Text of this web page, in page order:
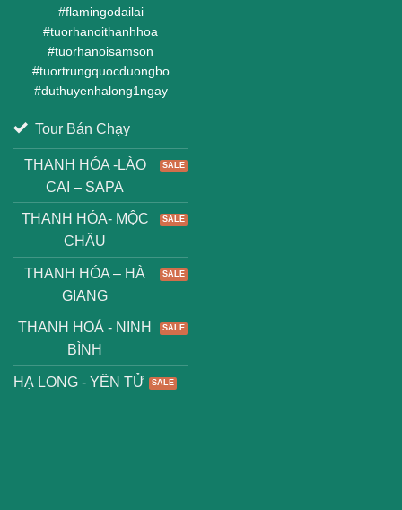
#flamingodailai
#tuorhanoithanhhoa
#tuorhanoisamson
#tuortrungquocduongbo
#duthuyenhalong1ngay
Tour Bán Chạy
THANH HÓA -LÀO
CAI – SAPA
THANH HÓA- MỘC
CHÂU
THANH HÓA – HÀ
GIANG
THANH HOÁ - NINH
BÌNH
HẠ LONG - YÊN TỬ